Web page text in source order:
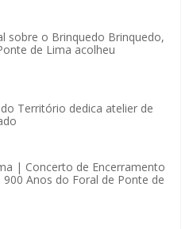
sobre o Brinquedo Brinquedo,
de Lima acolheu
Território dedica atelier de
| Concerto de Encerramento
Anos do Foral de Ponte de